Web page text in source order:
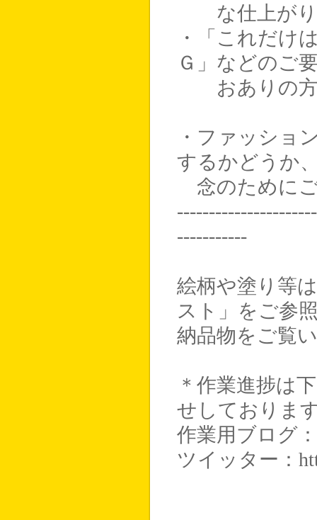
な仕上がり
・「これだけ
Ｇ」などのご
おありの方
・ファッショ
するかどうか
念のために
-----------
絵柄や塗り等
スト」をご参
納品物をご覧
＊作業進捗は
せしておりま
作業用ブログ：
ツイッター：